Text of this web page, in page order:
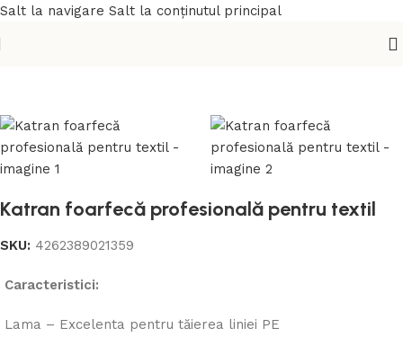
Salt la navigare Salt la conținutul principal
Katran foarfecă profesională pentru textil
SKU: 4262389021359
Caracteristici:
Lama – Excelenta pentru tăierea liniei PE